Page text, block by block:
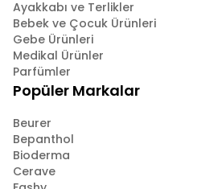
Ayakkabı ve Terlikler
Bebek ve Çocuk Ürünleri
Gebe Ürünleri
Medikal Ürünler
Parfümler
Popüler Markalar
Beurer
Bepanthol
Bioderma
Cerave